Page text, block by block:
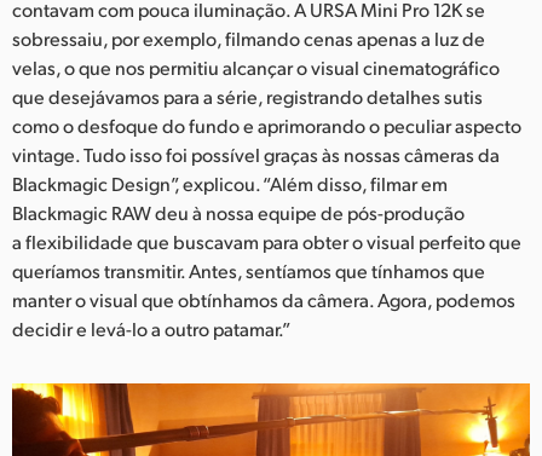
United Kingdom
United States
contavam com pouca iluminação. A URSA Mini Pro 12K se
sobressaiu, por exemplo, filmando cenas apenas a luz de
velas, o que nos permitiu alcançar o visual cinematográfico
que desejávamos para a série, registrando detalhes sutis
como o desfoque do fundo e aprimorando o peculiar aspecto
vintage. Tudo isso foi possível graças às nossas câmeras da
Blackmagic Design”, explicou. “Além disso, filmar em
Blackmagic RAW deu à nossa equipe de pós-produção
a flexibilidade que buscavam para obter o visual perfeito que
queríamos transmitir. Antes, sentíamos que tínhamos que
manter o visual que obtínhamos da câmera. Agora, podemos
decidir e levá-lo a outro patamar.”